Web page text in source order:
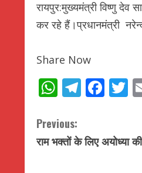
रायपुर:मुख्यमंत्री विष्णु देव
कर रहे हैं।प्रधानमंत्री
Share Now
C
o
Previous:
राम भक्तों के लिए अयोध्या